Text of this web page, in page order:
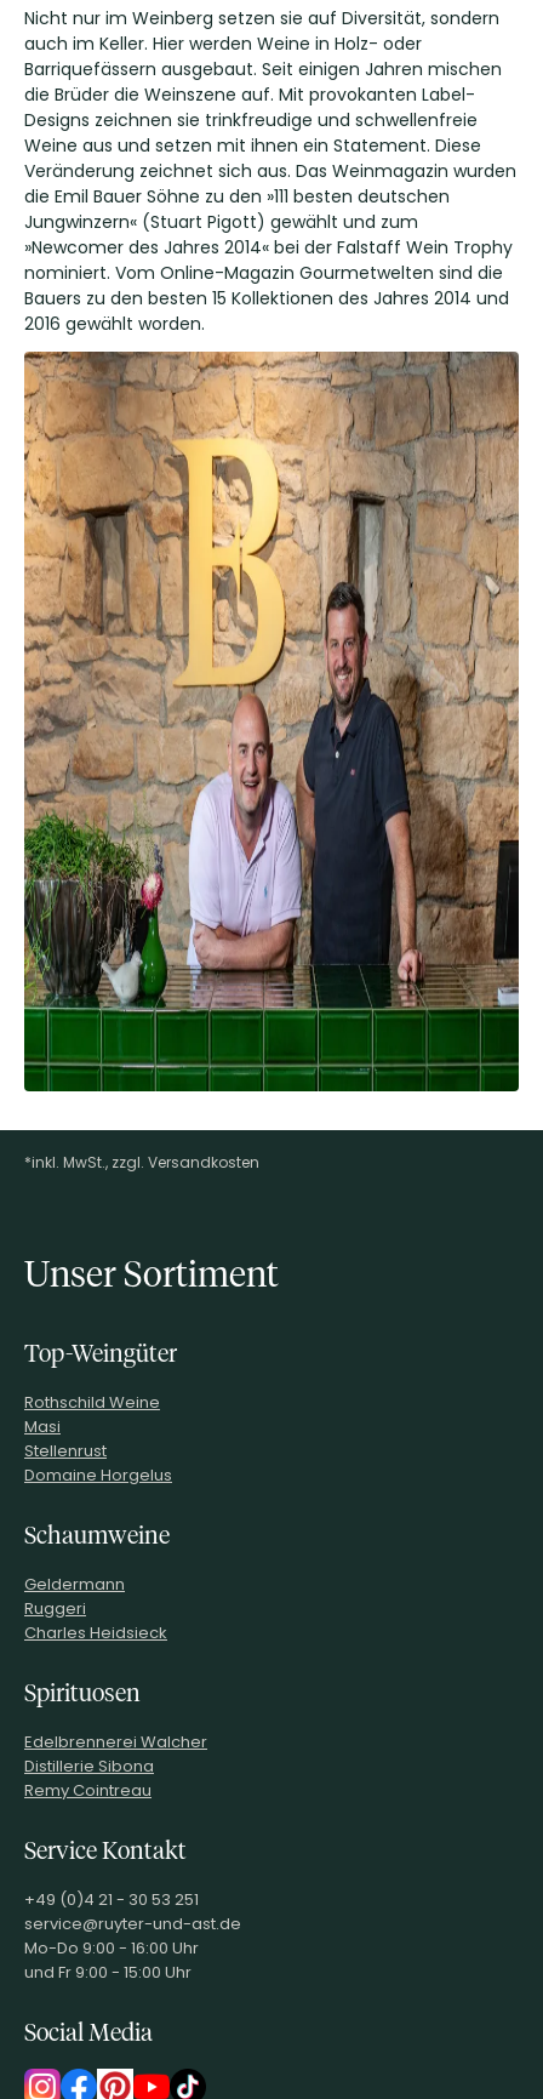
Nicht nur im Weinberg setzen sie auf Diversität, sondern
auch im Keller. Hier werden Weine in Holz- oder
Barriquefässern ausgebaut. Seit einigen Jahren mischen
die Brüder die Weinszene auf. Mit provokanten Label-
Designs zeichnen sie trinkfreudige und schwellenfreie
Weine aus und setzen mit ihnen ein Statement. Diese
Veränderung zeichnet sich aus. Das Weinmagazin wurden
die Emil Bauer Söhne zu den »111 besten deutschen
Jungwinzern« (Stuart Pigott) gewählt und zum
»Newcomer des Jahres 2014« bei der Falstaff Wein Trophy
nominiert. Vom Online-Magazin Gourmetwelten sind die
Bauers zu den besten 15 Kollektionen des Jahres 2014 und
2016 gewählt worden.
Footer-Menü
*inkl. MwSt., zzgl. Versandkosten
Unser Sortiment
Top-Weingüter
Rothschild Weine
Masi
Stellenrust
Domaine Horgelus
Schaumweine
Geldermann
Ruggeri
Charles Heidsieck
Spirituosen
Edelbrennerei Walcher
Distillerie Sibona
Remy Cointreau
Service Kontakt
+49 (0)4 21 - 30 53 251
service@ruyter-und-ast.de
Mo-Do 9:00 - 16:00 Uhr
und Fr 9:00 - 15:00 Uhr
Social Media